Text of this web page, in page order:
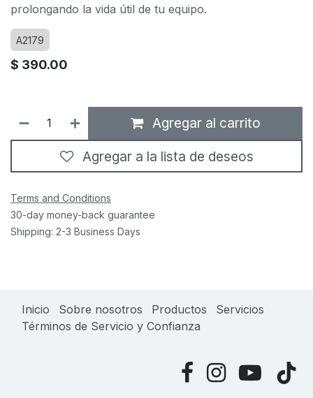
prolongando la vida útil de tu equipo.
A2179
$ 390.00
Agregar al carrito
Agregar a la lista de deseos
Terms and Conditions
30-day money-back guarantee
Shipping: 2-3 Business Days
Inicio Sobre nosotros Productos
Servicios
Términos de Servicio y Confianza